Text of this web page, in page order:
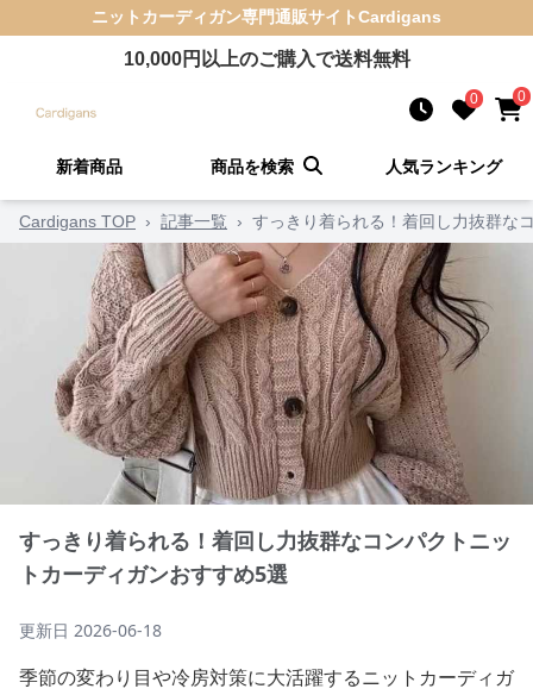
ニットカーディガン専門通販サイトCardigans
10,000円以上のご購入で送料無料
0 0
新着商品 商品を検索 人気ランキング
Cardigans TOP › 記事一覧 › すっきり着られる！着回し力抜群な
すっきり着られる！着回し力抜群なコンパクトニッ
トカーディガンおすすめ5選
更新日 2026-06-18
季節の変わり目や冷房対策に大活躍するニットカーディガ